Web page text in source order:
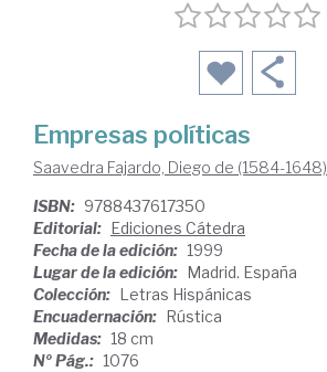
Empresas políticas
Saavedra Fajardo, Diego de (1584-1648)
ISBN: 9788437617350
Editorial: Ediciones Cátedra
Fecha de la edición: 1999
Lugar de la edición: Madrid. España
Colección: Letras Hispánicas
Encuadernación: Rústica
Medidas: 18 cm
Nº Pág.: 1076